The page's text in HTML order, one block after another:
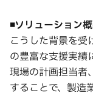
◾️ソリューション
こうした背景を受
の豊富な支援実績
現場の計画担当者
することで、製造